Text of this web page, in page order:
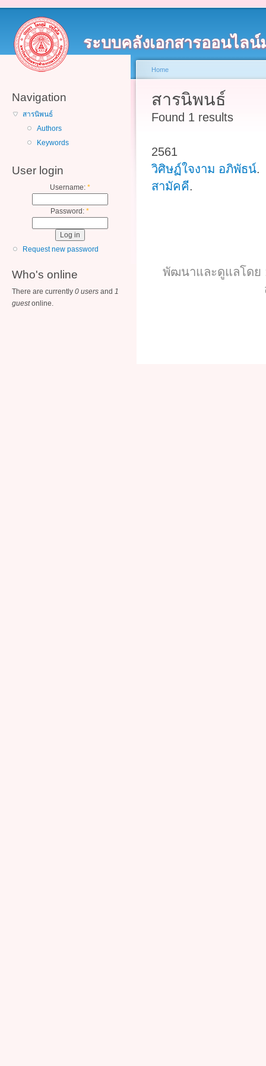
ระบบคลังเอกสารออนไล
Navigation
สารนิพนธ์
Authors
Keywords
User login
Username: *
Password: *
Request new password
Who's online
There are currently 0 users and 1
guestonline.
Home
สารนิพนธ์
Found 1 results
2561
วิศิษฏ์ใจงาม อภิพัธน์.
สามัคคี.
พัฒนาและดูแลโดย